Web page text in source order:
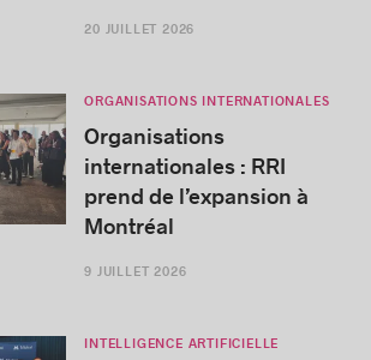
20 JUILLET 2026
ORGANISATIONS INTERNATIONALES
Organisations
internationales : RRI
prend de l’expansion à
Montréal
9 JUILLET 2026
INTELLIGENCE ARTIFICIELLE